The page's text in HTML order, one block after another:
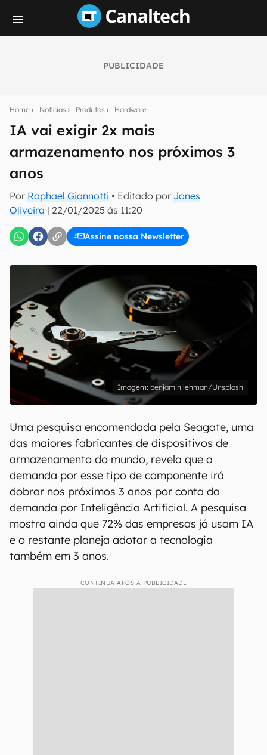
PUBLICIDADE
Home Notícias Produtos Hardware
IA vai exigir 2x mais
armazenamento nos próximos 3
anos
Por Raphael Giannotti • Editado por Jones
Oliveira | 22/01/2025 às 11:20
Assine nossa Newsletter
notícias e reviews sobre tecnologia em primeira
E-mail
inscreva-se
Confirmo que li, aceito e concordo com os Termos de
Uso e Política de Privacidade do Canaltech.
benjamin lehman/Unsplash
Uma pesquisa encomendada pela Seagate, uma
das maiores fabricantes de dispositivos de
armazenamento do mundo, revela que a
demanda por esse tipo de componente irá
dobrar nos próximos 3 anos por conta da
demanda por Inteligência Artificial. A pesquisa
mostra ainda que 72% das empresas já usam IA
e o restante planeja adotar a tecnologia
também em 3 anos.
CONTINUA APÓS A PUBLICIDADE